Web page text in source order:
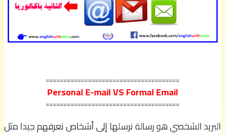
======================================
Personal E-mail VS Formal Email
======================================
البريد الشخصي هو رسالة نرسلها إلى أشخاص نعرفهم جيدا مثل